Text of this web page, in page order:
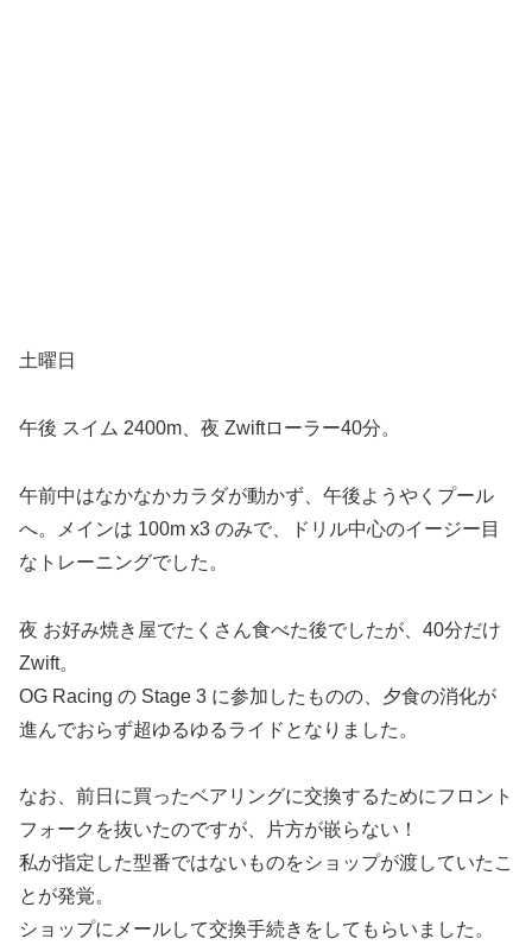
土曜日
午後 スイム 2400m、夜 Zwiftローラー40分。
午前中はなかなかカラダが動かず、午後ようやくプール
へ。メインは 100m x3 のみで、ドリル中心のイージー目
なトレーニングでした。
夜 お好み焼き屋でたくさん食べた後でしたが、40分だけ
Zwift。
OG Racing の Stage 3 に参加したものの、夕食の消化が
進んでおらず超ゆるゆるライドとなりました。
なお、前日に買ったベアリングに交換するためにフロント
フォークを抜いたのですが、片方が嵌らない！
私が指定した型番ではないものをショップが渡していたこ
とが発覚。
ショップにメールして交換手続きをしてもらいました。